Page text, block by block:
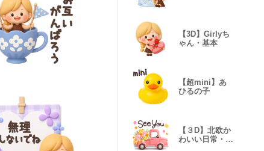
【3D】Girlyち
ゃん・基本
【超mini】あ
ひるの子
【３D】北欧か
わいい日常・ア